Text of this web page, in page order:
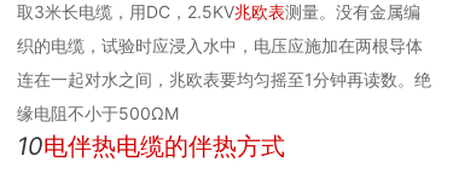
取3米长电缆，用DC，2.5KV兆欧表测量。没有金属编
织的电缆，试验时应浸入水中，电压应施加在两根导体
连在一起对水之间，兆欧表要均匀摇至1分钟再读数。绝
缘电阻不小于500ΩM
10电伴热电缆的伴热方式